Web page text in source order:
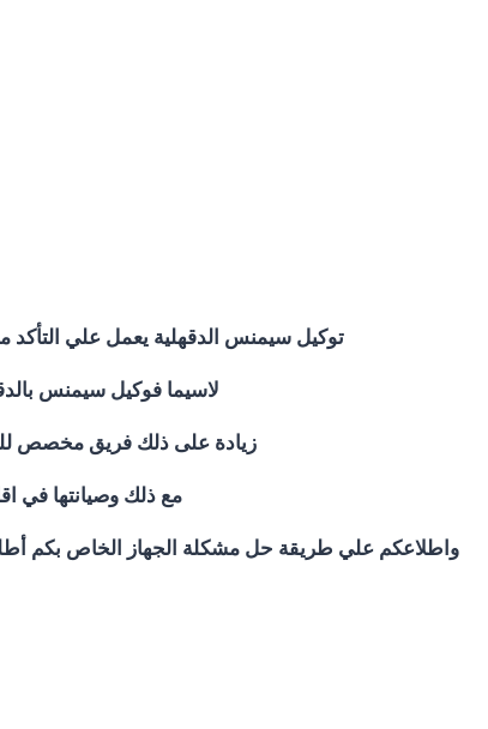
توكيل سيمنس الدقهلية يعمل علي
لاسيما فوكيل سيمنس
زيادة على ذلك فريق مخصص للرد علي كافة اسئلتكم علي مدار 24
مع ذلك وصيانتها في
واطلاعكم علي طريقة حل مشكلة الجهاز الخاص بكم